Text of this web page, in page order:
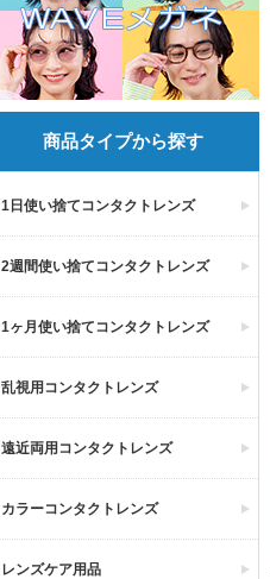
商品タイプから探す
1日使い捨てコンタクトレンズ
2週間使い捨てコンタクトレンズ
1ヶ月使い捨てコンタクトレンズ
乱視用コンタクトレンズ
遠近両用コンタクトレンズ
カラーコンタクトレンズ
レンズケア用品